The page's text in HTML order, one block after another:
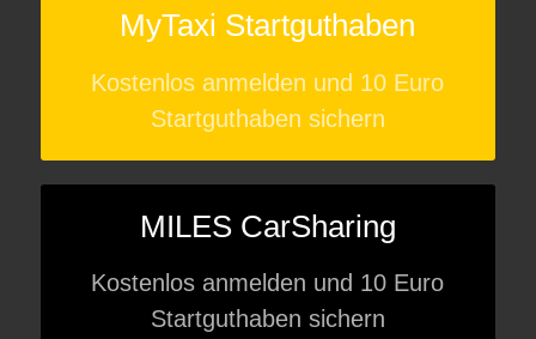
MyTaxi Startguthaben
Kostenlos anmelden und 10 Euro
Startguthaben sichern
MILES CarSharing
Kostenlos anmelden und 10 Euro
Startguthaben sichern